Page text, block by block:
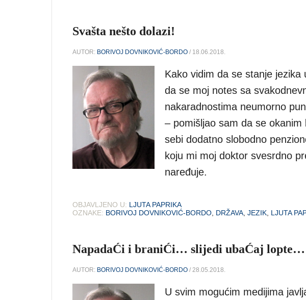
Svašta nešto dolazi!
AUTOR: BORIVOJ DOVNIKOVIĆ-BORDO / 18.06.2018.
Kako vidim da se stanje jezika
da se moj notes sa
nakaradnostima neumorno
– pomišljao sam da se
sebi dodatno slobodno
koju mi moj doktor svesrdno
naređuje.
OBJAVLJENO U: LJUTA PAPRIKA
OZNAKE: BORIVOJ DOVNIKOVIĆ-BORDO, DRŽAVA, JEZIK, LJUTA
NapadaĆi i braniĆi… slijedi ubaĆaj lopte…
AUTOR: BORIVOJ DOVNIKOVIĆ-BORDO / 28.05.2018.
U svim mogućim medijima